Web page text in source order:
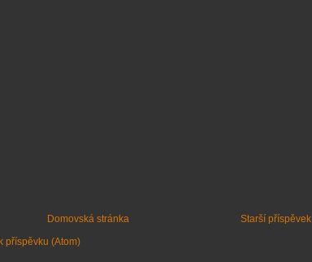
Starší příspěvek
Domovská stránka
příspěvku (Atom)